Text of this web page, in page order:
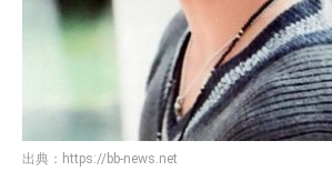
出典： https://bb-news.net